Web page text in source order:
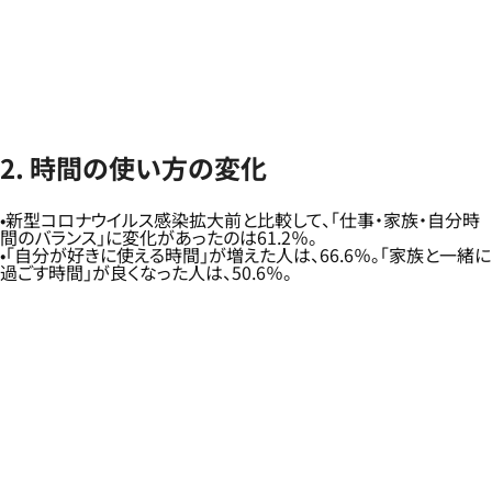
2. 時間の使い方の変化
新型コロナウイルス感染拡大前と比較して、「仕事・家族・自分時
間のバランス」に変化があったのは61.2％。
「自分が好きに使える時間」が増えた人は、66.6％。「家族と一緒に
過ごす時間」が良くなった人は、50.6％。